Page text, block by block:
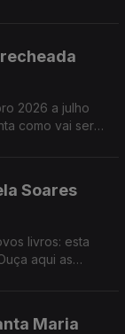
2026 a julho
como vai ser
Soares
livros: esta
aqui as
Maria